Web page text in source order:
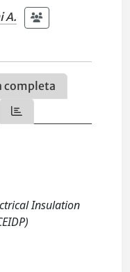
A.
completa
Insulation